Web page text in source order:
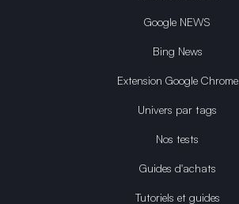
Google NEWS
Bing News
Extension Google Chrome
Univers par tags
Nos tests
Guides d'achats
Tutoriels et guides